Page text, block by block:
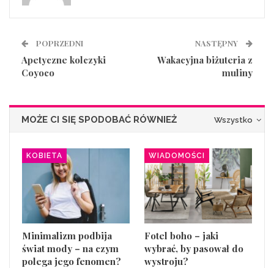
POPRZEDNI
Apetyczne kolczyki
Coyoco
NASTĘPNY
Wakacyjna biżuteria z
muliny
Wszystko
MOŻE CI SIĘ SPODOBAĆ RÓWNIEŻ
KOBIETA
Minimalizm podbija
świat mody – na czym
polega jego fenomen?
WIADOMOŚCI
Fotel boho – jaki
wybrać, by pasował do
wystroju?